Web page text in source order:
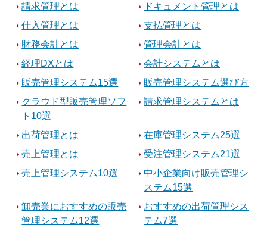
請求管理とは
ドキュメント管理とは
仕入管理とは
支払管理とは
財務会計とは
管理会計とは
経理DXとは
会計システムとは
販売管理システム15選
販売管理システム選び方
クラウド型販売管理ソフ
ト10選
請求管理システムとは
出荷管理とは
在庫管理システム25選
売上管理とは
受注管理システム21選
売上管理システム10選
中小企業向け販売管理シ
ステム15選
卸売業におすすめの販売
管理システム12選
おすすめの出荷管理シス
テム7選